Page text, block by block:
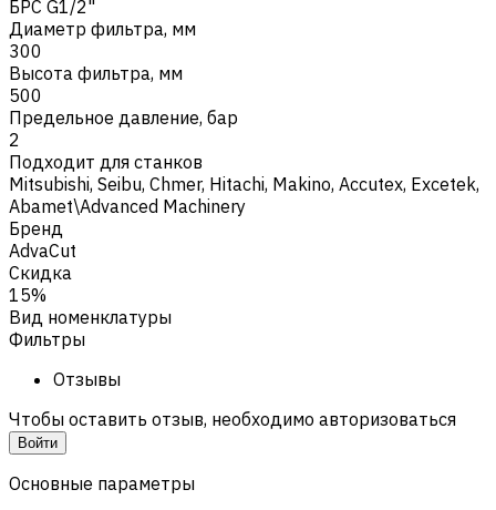
БРС G1/2"
Диаметр фильтра, мм
300
Высота фильтра, мм
500
Предельное давление, бар
2
Подходит для станков
Mitsubishi, Seibu, Chmer, Hitachi, Makino, Accutex, Excetek,
Abamet\Advanced Machinery
Бренд
AdvaCut
Скидка
15%
Вид номенклатуры
Фильтры
Отзывы
Чтобы оставить отзыв, необходимо авторизоваться
Войти
Основные параметры